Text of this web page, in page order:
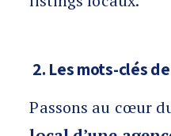
2. Les mots-clés
Passons au cœur